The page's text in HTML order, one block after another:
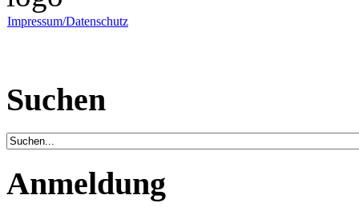
Impressum/Datenschutz
Suchen
Anmeldung